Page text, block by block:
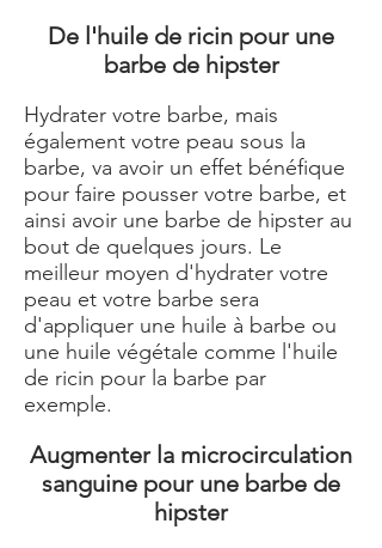
De l'huile de ricin pour une
barbe de hipster
Hydrater votre barbe, mais
également votre peau sous la
barbe, va avoir un effet bénéfique
pour faire pousser votre barbe, et
ainsi avoir une barbe de hipster au
bout de quelques jours. Le
meilleur moyen d'hydrater votre
peau et votre barbe sera
d'appliquer une huile à barbe ou
une huile végétale comme l'huile
de ricin pour la barbe par
exemple.
Augmenter la microcirculation
sanguine pour une barbe de
hipster